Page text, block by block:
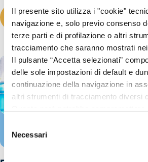
Il presente sito utilizza i "cookie"
navigazione e, solo previo consenso
terze parti e di profilazione o altri
tracciamento che saranno mostrati
Il pulsante “Accetta selezionati”
delle sole impostazioni di default e
continuazione della navigazione in
altri strumenti di tracciamento diversi
Invitiamo a prendere visione della
conformità al Reg. UE 679/2016
del
consenso
Necessari
LEGGI TUTTO
02/07/2024